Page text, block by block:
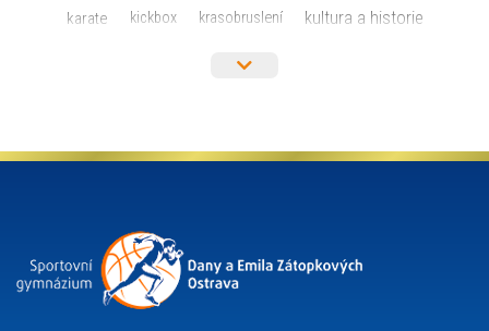
karate
kickbox krasobruslení
kultura a historie
olympiáda dětí a mládeže organizace plavání
snowboarding
sportovní gymnastika sportovní lezení
stolní tenis střelba